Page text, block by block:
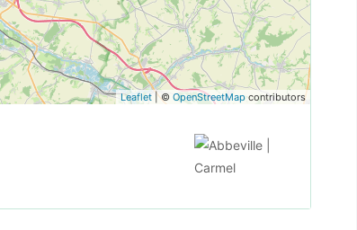
Leaflet| © OpenStreetMapcontributors